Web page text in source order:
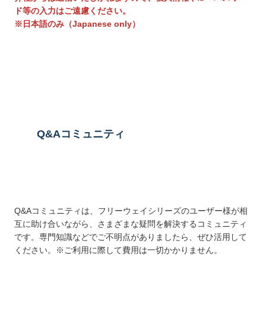
ド等の入力はご遠慮ください。
※日本語のみ（Japanese only）
Q&Aコミュニティ
Q&Aコミュニティは、フリーウェイシリーズのユーザー様が相
互に助け合いながら、さまざまな疑問を解決するコミュニティ
です。専門知識などでご不明点がありましたら、ぜひ活用して
ください。※ご利用に際して費用は一切かかりません。